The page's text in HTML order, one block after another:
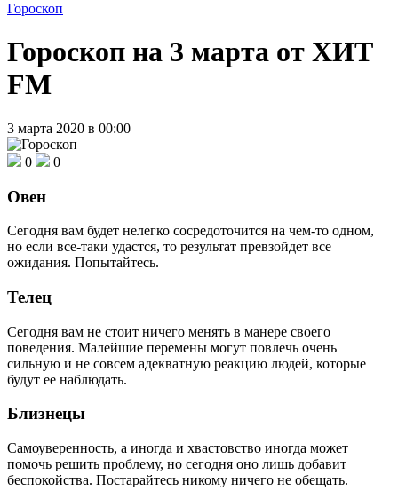
Гороскоп
Гороскоп на 3 марта от ХИТ
FM
3 марта 2020 в 00:00
0 0
Овен
Сегодня вам будет нелегко сосредоточится на чем-то одном,
но если все-таки удастся, то результат превзойдет все
ожидания. Попытайтесь.
Телец
Сегодня вам не стоит ничего менять в манере своего
поведения. Малейшие перемены могут повлечь очень
сильную и не совсем адекватную реакцию людей, которые
будут ее наблюдать.
Близнецы
Самоуверенность, а иногда и хвастовство иногда может
помочь решить проблему, но сегодня оно лишь добавит
беспокойства. Постарайтесь никому ничего не обещать.